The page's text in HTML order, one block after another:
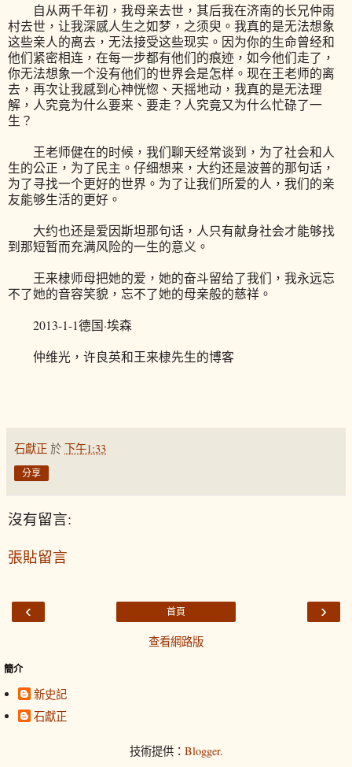
自从两千年初，我母亲去世，其后我在济南的长兄仲雨
村去世，让我深感人生之如梦，之须臾。我真的是无法想象
这些亲人的离去，无法接受这些现实。因为你的生命曾经和
他们紧密相连，在每一步都有他们的痕迹，如今他们走了，
你无法想象一个没有他们的世界会是怎样。现在王老师的离
去，再次让我感到心神恍惚、天摇地动，我真的是无法理
解，人究竟为什么要来、要走？人究竟又为什么忙碌了一
生？
王老师健在的时候，我们聊天经常谈到，为了社会和人
生的公正，为了民主。仔细想来，大约还是波普的那句话，
为了寻找一个更好的世界。为了让我们所爱的人，我们的亲
友能够生活的更好。
大约也还是爱因斯坦那句话，人只有献身社会才能够找
到那短暂而充满风险的一生的意义。
王来棣师母把她的爱，她的奋斗留给了我们，我永远忘
不了她的音容笑貌，忘不了她的母亲般的慈祥。
2013-1-1德国·埃森
仲维光，许良英和王来棣先生的博客
石獻正 於 下午1:33
分享
沒有留言:
張貼留言
‹ ›
首頁
查看網路版
簡介
新史記
石獻正
技術提供： Blogger.